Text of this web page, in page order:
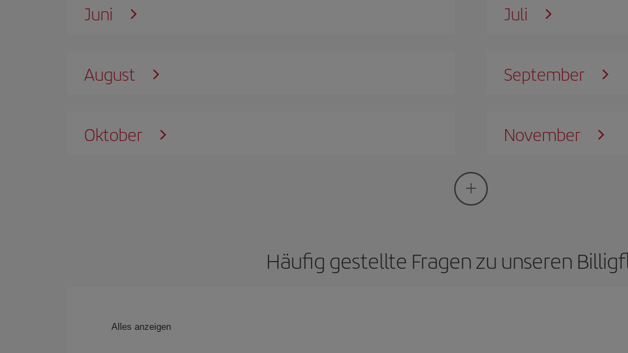
Juni Juli
August September
Oktober November
Häufig gestellte Fragen zu unseren
Alles anzeigen